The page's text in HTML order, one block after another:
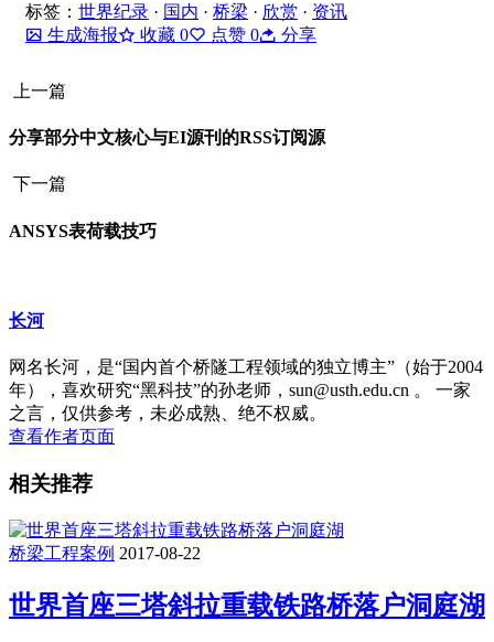
标签： 世界纪录 · 国内 · 桥梁 · 欣赏 · 资讯
生成海报
收藏 0 点赞 0 分享
上一篇
分享部分中文核心与EI源刊的RSS订阅源
下一篇
ANSYS表荷载技巧
长河
网名长河，是“国内首个桥隧工程领域的独立博主”（始于2004
年），喜欢研究“黑科技”的孙老师，sun@usth.edu.cn 。 一家
之言，仅供参考，未必成熟、绝不权威。
查看作者页面
相关推荐
桥梁工程案例 2017-08-22
世界首座三塔斜拉重载铁路桥落户洞庭湖